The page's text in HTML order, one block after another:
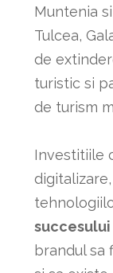
Muntenia
Tulcea,
de
turistic si
de turism
Investitiile
succesului
brandul sa